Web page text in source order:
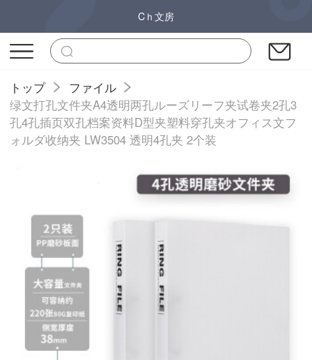
Cｈ文房
トップ
ファイル
绿文打孔文件夹A4透明两孔ルーズリーフ夹试卷夹2孔3
孔4孔插页双孔档案资料D型夹塑料穿孔夹オフィス文フ
ォルダ收纳夹 LW3504 透明4孔夹 2个装